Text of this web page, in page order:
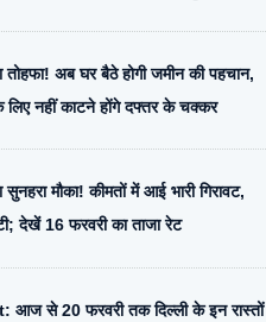
तोहफा! अब घर बैठे होगी जमीन की पहचान,
नहीं काटने होंगे दफ्तर के चक्कर
सुनहरा मौका! कीमतों में आई भारी गिरावट,
देखें 16 फरवरी का ताजा रेट
से 20 फरवरी तक दिल्ली के इन रास्तों